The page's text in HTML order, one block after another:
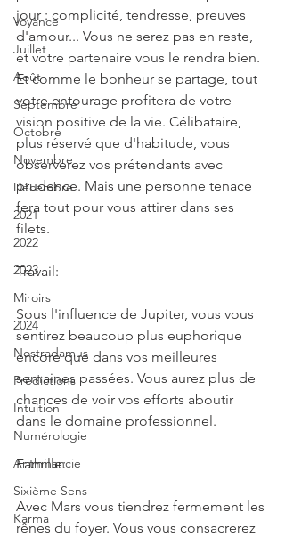
Voyance
Juillet
Août
Septembre
Octobre
Novembre
Décembre
2021
2022
2023
Miroirs
2024
Nostradamus
Prédictions
Intuition
Numérologie
Arithmancie
Sixième Sens
Karma
jour : complicité, tendresse, preuves
d'amour... Vous ne serez pas en reste,
et votre partenaire vous le rendra bien.
Et comme le bonheur se partage, tout
votre entourage profitera de votre
vision positive de la vie. Célibataire,
plus réservé que d'habitude, vous
observerez vos prétendants avec
prudence. Mais une personne tenace
fera tout pour vous attirer dans ses
filets.
Travail:
Sous l'influence de Jupiter, vous vous
sentirez beaucoup plus euphorique
encore que dans vos meilleures
semaines passées. Vous aurez plus de
chances de voir vos efforts aboutir
dans le domaine professionnel.
Famille:
Avec Mars vous tiendrez fermement les
rênes du foyer. Vous vous consacrerez